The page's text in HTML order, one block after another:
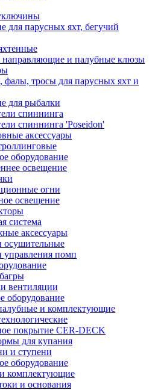
для парусных яхт, бегучий
направляющие и палубные клюзы
тросы для парусных яхт и
для рыбалки
спиннинга
спиннинга 'Poseidon'
аксессуары
оборудование
освещение
огни
освещение
система
аксессуары
осушительные
управления помп
вентиляции
оборудование
и комплектующие
покрытие CER-DECK
для купания
и ступени
оборудование
комплектующие
и основания